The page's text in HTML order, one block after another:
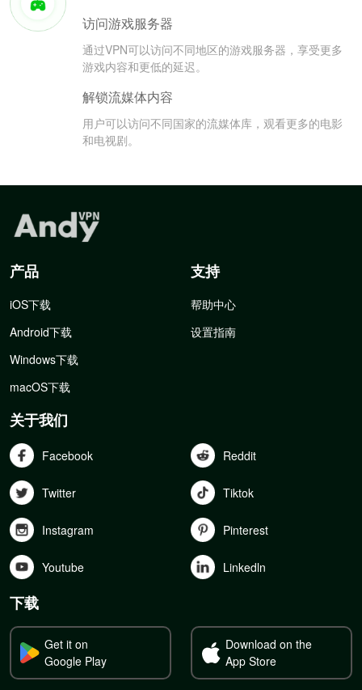
访问游戏服务器
通过VPN可以访问不同地区的游戏服务器，享受更多
游戏内容和更低的延迟。
解锁流媒体内容
用户可以访问不同国家的流媒体库，观看更多的电影
和电视剧。
产品
iOS下载
Android下载
Windows下载
macOS下载
支持
帮助中心
设置指南
关于我们
Facebook Reddit
Twitter Tiktok
Instagram Pinterest
Youtube Linkedln
下载
Get it on
Google Play
Download on the
App Store